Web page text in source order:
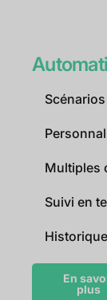
Multiples
Suivi en
En
plus